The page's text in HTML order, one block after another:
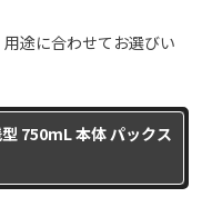
途に合わせてお選びい
750mL 本体 パックス